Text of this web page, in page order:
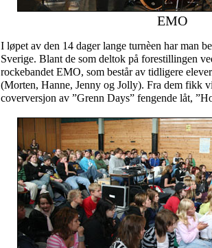
EMO
I løpet av den 14 dager lange turnèen har man
Sverige. Blant de som deltok på forestillingen
rockebandet EMO, som består av tidligere
(Morten, Hanne, Jenny og Jolly). Fra dem fikk
coverversjon av ”Grenn Days” fengende låt,